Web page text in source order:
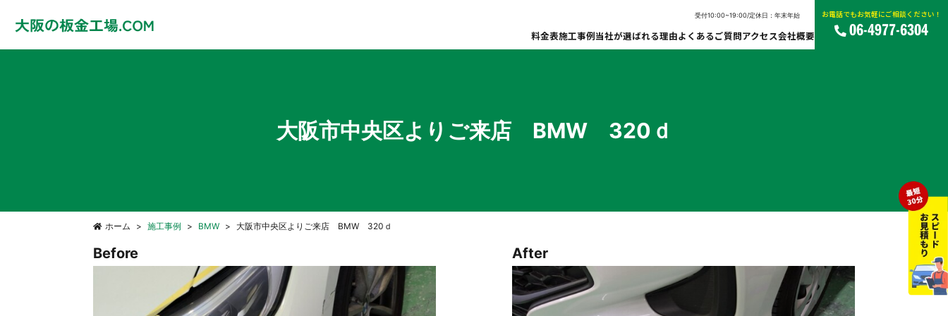
受付10:00~19:00/定休日：年末年始
料金表施工事例当社が選ばれる理由よくあるご質問アクセス会社概要
お電話でもお気軽にご相談ください！
06-4977-6304
大阪市中央区よりご来店 BMW 320ｄ
ホーム 施工事例 BMW 大阪市中央区よりご来店 BMW 320ｄ
Before After